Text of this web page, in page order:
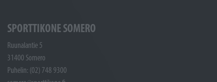
SPORTTIKONE SOMERO
Ruunalantie 5
31400 Somero
Puhelin: (02) 748 9300